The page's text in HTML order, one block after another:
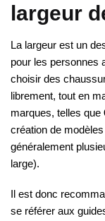
largeur
La largeur est un
pour les personnes
choisir des
librement, tout en
marques, telles que
création de
généralement
large).
Il est donc
se référer aux